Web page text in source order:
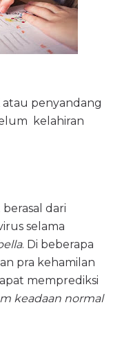
penyandang
kelahiran
dari
selama
. Di beberapa
pra kehamilan
memprediksi
keadaan normal